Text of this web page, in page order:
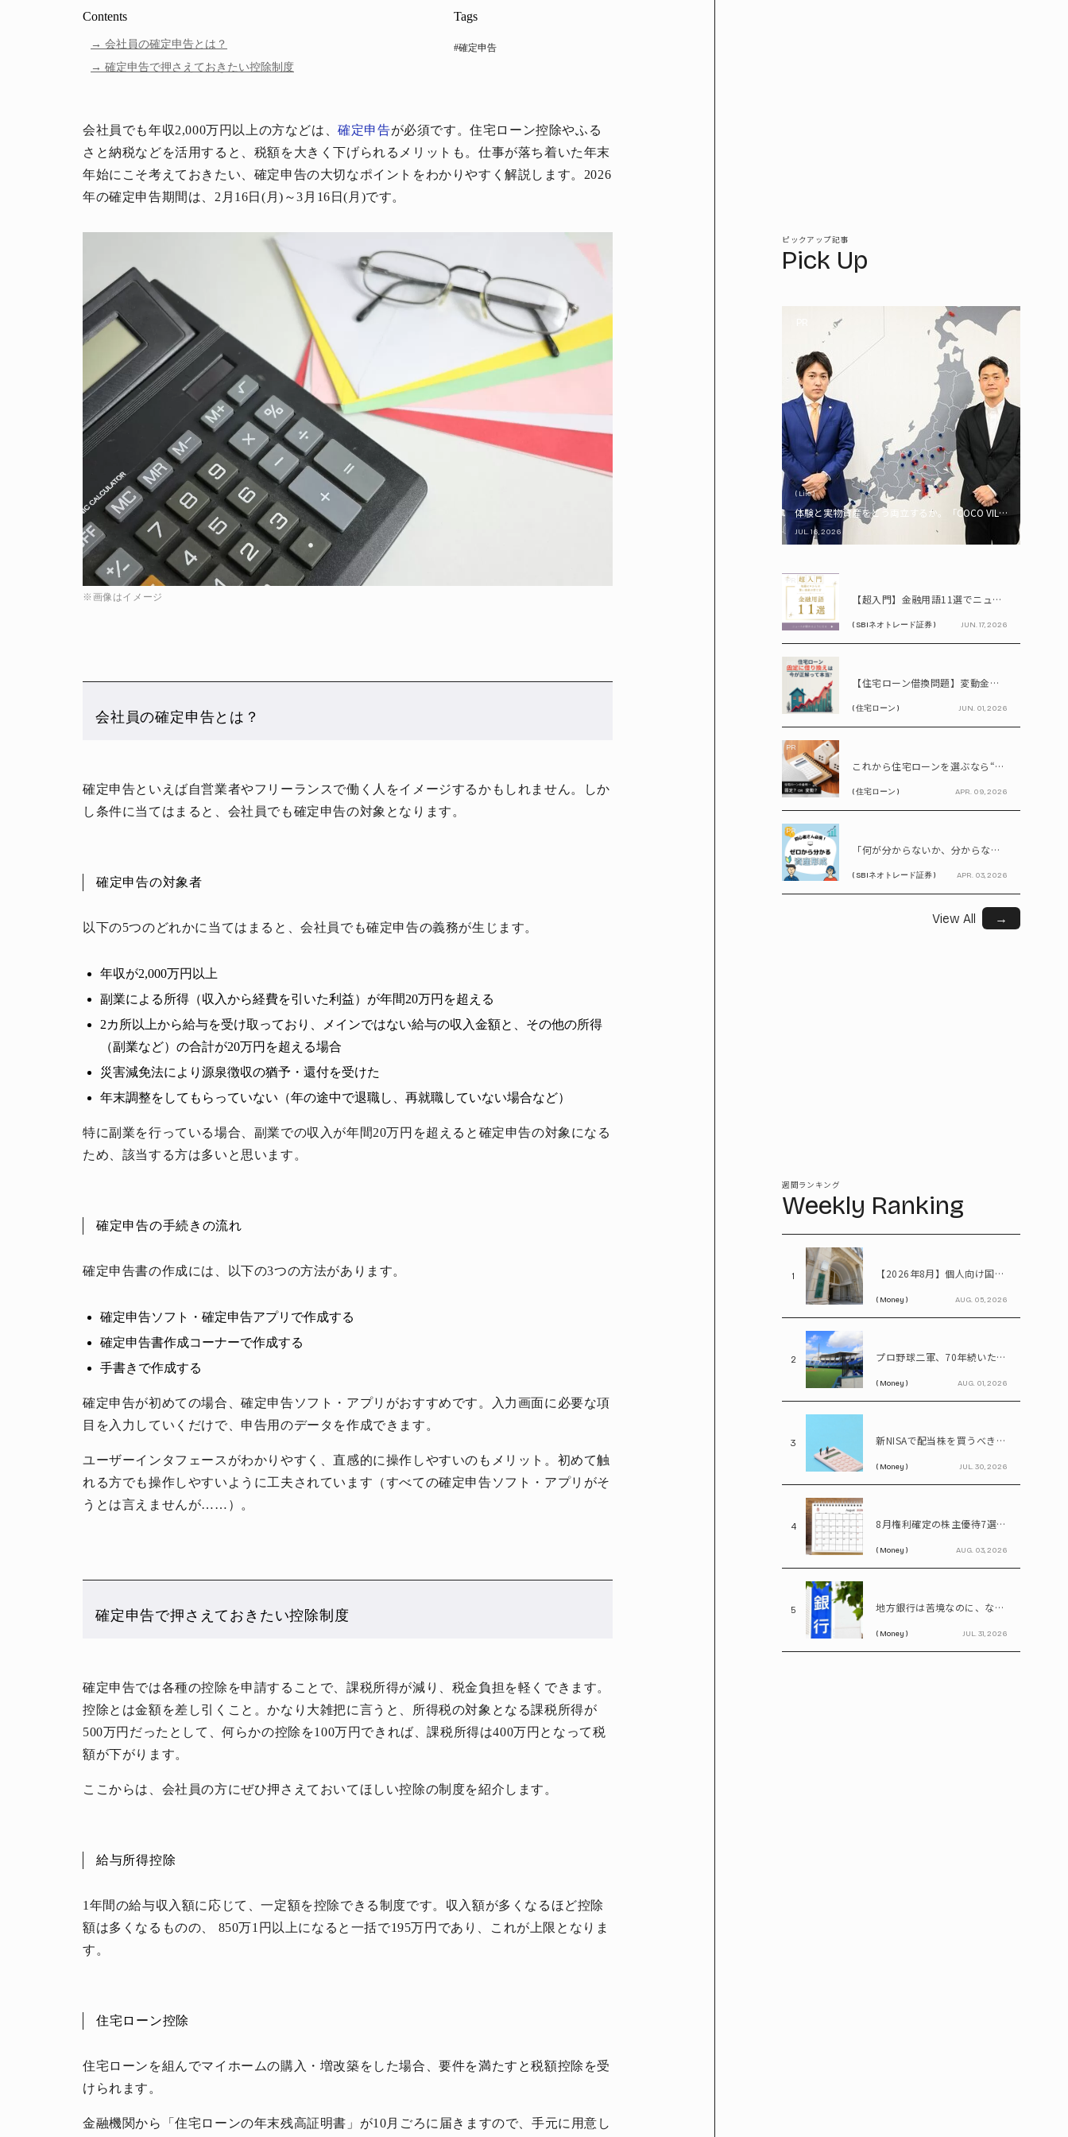
Contents
会社員の確定申告とは？
確定申告で押さえておきたい控除制度
Tags
#確定申告
会社員でも年収2,000万円以上の方などは、確定申告が必須です。住宅ローン控除やふる
さと納税などを活用すると、税額を大きく下げられるメリットも。仕事が落ち着いた年末
年始にこそ考えておきたい、確定申告の大切なポイントをわかりやすく解説します。2026
年の確定申告期間は、2月16日(月)～3月16日(月)です。
※画像はイメージ
会社員の確定申告とは？
確定申告といえば自営業者やフリーランスで働く人をイメージするかもしれません。しか
し条件に当てはまると、会社員でも確定申告の対象となります。
確定申告の対象者
以下の5つのどれかに当てはまると、会社員でも確定申告の義務が生じます。
年収が2,000万円以上
副業による所得（収入から経費を引いた利益）が年間20万円を超える
2カ所以上から給与を受け取っており、メインではない給与の収入金額と、その他の所得
（副業など）の合計が20万円を超える場合
災害減免法により源泉徴収の猶予・還付を受けた
年末調整をしてもらっていない（年の途中で退職し、再就職していない場合など）
特に副業を行っている場合、副業での収入が年間20万円を超えると確定申告の対象になる
ため、該当する方は多いと思います。
確定申告の手続きの流れ
確定申告書の作成には、以下の3つの方法があります。
確定申告ソフト・確定申告アプリで作成する
確定申告書作成コーナーで作成する
手書きで作成する
確定申告が初めての場合、確定申告ソフト・アプリがおすすめです。入力画面に必要な項
目を入力していくだけで、申告用のデータを作成できます。
ユーザーインタフェースがわかりやすく、直感的に操作しやすいのもメリット。初めて触
れる方でも操作しやすいように工夫されています（すべての確定申告ソフト・アプリがそ
うとは言えませんが……）。
確定申告で押さえておきたい控除制度
確定申告では各種の控除を申請することで、課税所得が減り、税金負担を軽くできます。
控除とは金額を差し引くこと。かなり大雑把に言うと、所得税の対象となる課税所得が
500万円だったとして、何らかの控除を100万円できれば、課税所得は400万円となって税
額が下がります。
ここからは、会社員の方にぜひ押さえておいてほしい控除の制度を紹介します。
給与所得控除
1年間の給与収入額に応じて、一定額を控除できる制度です。収入額が多くなるほど控除
額は多くなるものの、 850万1円以上になると一括で195万円であり、これが上限となりま
す。
住宅ローン控除
住宅ローンを組んでマイホームの購入・増改築をした場合、要件を満たすと税額控除を受
けられます。
金融機関から「住宅ローンの年末残高証明書」が10月ごろに届きますので、手元に用意し
ピックアップ記事
Pick Up
( Life )
体験と実物資産をどう両立するか。「COCO VILLA Owners」
JUL. 16, 2026
PR
【超入門】金融用語11選でニュースが読める！ 知識ゼロからの賢い資産の育て方
( SBIネオトレード証券 ) JUN. 17, 2026
PR
【住宅ローン借換問題】変動金利が上昇中!! 固定に借り換えるなら今が正解って本当? シミュレーションで比較してみよう
( 住宅ローン ) JUN. 01, 2026
PR
これから住宅ローンを選ぶなら“固定vs変動”どちらが正解? 9割が利用したいと答えた「いま決めなくてもいい」ローンとは!?
( 住宅ローン ) APR. 09, 2026
PR
「何が分からないか、分からない」から卒業！ SBIネオトレード証券で学ぶ、はじめての資産形成
( SBIネオトレード証券 ) APR. 03, 2026
View All →
週間ランキング
Weekly Ranking
1 【2026年8月】個人向け国債、固定5年は2%台へ - 変動10年・固定3年は? 100万円購入時の利子も紹介
( Money ) AUG. 05, 2026
2 プロ野球二軍、70年続いた2リーグ制を解体――「3地区制」導入で何が変わる?
( Money ) AUG. 01, 2026
3 新NISAで配当株を買うべき理由…年間100万円の配当金なら約20万円の差がつく
( Money ) JUL. 30, 2026
4 8月権利確定の株主優待7選 イオン、無印、U-NEXT…今買いたい人気銘柄を紹介
( Money ) AUG. 03, 2026
5 地方銀行は苦境なのに、なぜ地銀株は上がる? 再編期待で注目の割安株を読み解く
( Money ) JUL. 31, 2026